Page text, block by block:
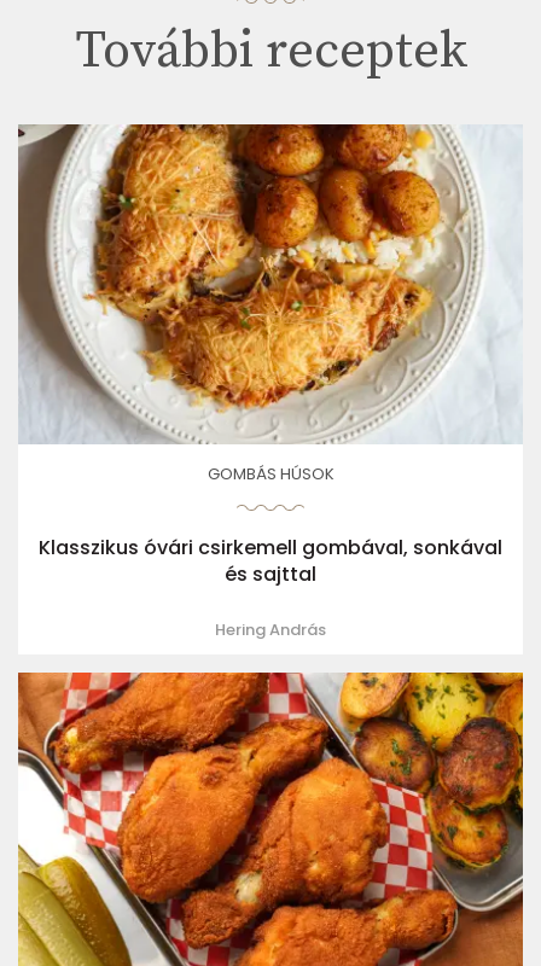
További receptek
GOMBÁS HÚSOK
Klasszikus óvári csirkemell gombával, sonkával
és sajttal
Hering András